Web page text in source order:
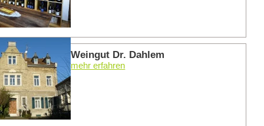
Weingut Dr. Dahlem
mehr erfahren